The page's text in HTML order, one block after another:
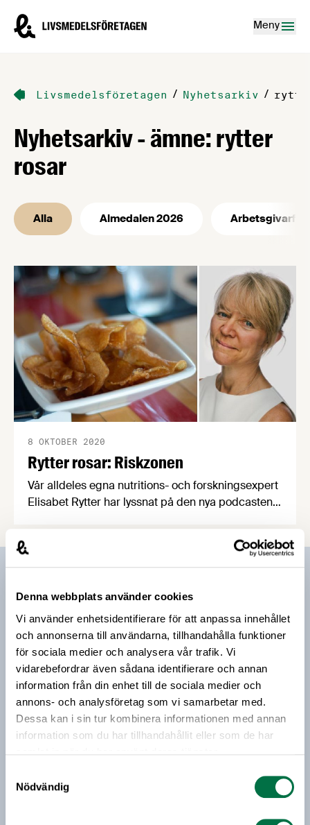
Denna webbplats använder cookies
Vi använder enhetsidentifierare för att anpassa innehållet
och annonserna till användarna, tillhandahålla funktioner
för sociala medier och analysera vår trafik. Vi
vidarebefordrar även sådana identifierare och annan
information från din enhet till de sociala medier och
annons- och analysföretag som vi samarbetar med.
Dessa kan i sin tur kombinera informationen med annan
information som du har tillhandahållit eller som de har
Nödvändig
Livsmedelsföretagen – till startsidan
Meny
Livsmedelsföretagen / Nyhetsarkiv /
Nyhetsarkiv - ämne: rytter
rosar
Alla Almedalen 2026
Rytter rosar: Riskzonen
8 OKTOBER 2020
Vår alldeles egna nutritions- och forskningsexpert
Elisabet Rytter har lyssnat på den nya podcasten
fått höra. Därför är vi glada att för första gången
dela ut ett helt fång rytterska rosor.
riktar sig till alla med ett intresse för
livsmedelsföretagande och den svenska
livsmedelsbranschen. När du anmäler dig till vårt
nyhetsbrev godkänner du Livsmedelsföretagens
hantering av personuppgifter.
E-post:
Jag vill få relevant information från Livsmedelsföretagen
till min inkorg. Livsmedelsföretagen ska inte dela eller